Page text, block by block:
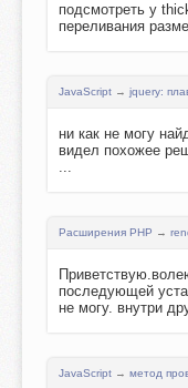
подсмотреть у
переливания
JavaScript → jquery:
ни как не могу
видел похожее
...
Расширения PHP →
последующей
не могу. внутри
JavaScript → метод